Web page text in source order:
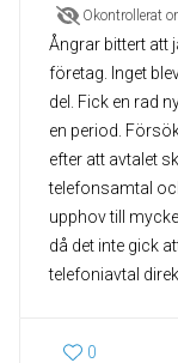
Okontrollerat
Ångrar bittert att
företag. Inget
del. Fick en rad
en period.
efter att avtalet
telefonsamtal
upphov till
då det inte gick
telefoniavtal
0